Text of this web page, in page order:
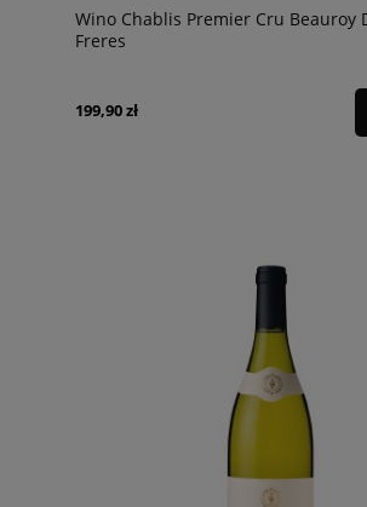
Wino Chablis Premier Cru Beauroy
Freres
199,90 zł